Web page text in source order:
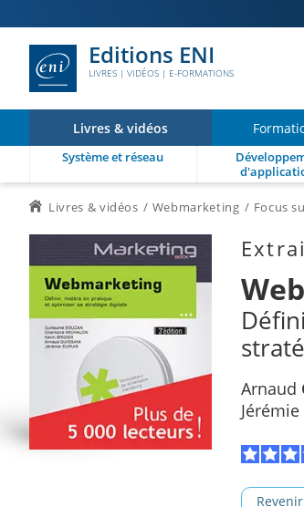
Editions ENI
LIVRES | VIDÉOS | E-FORMATIONS
Livres & vidéos
Système et réseau
Livres & vidéos Webmarketing Focus
Arnaud
Jérémie